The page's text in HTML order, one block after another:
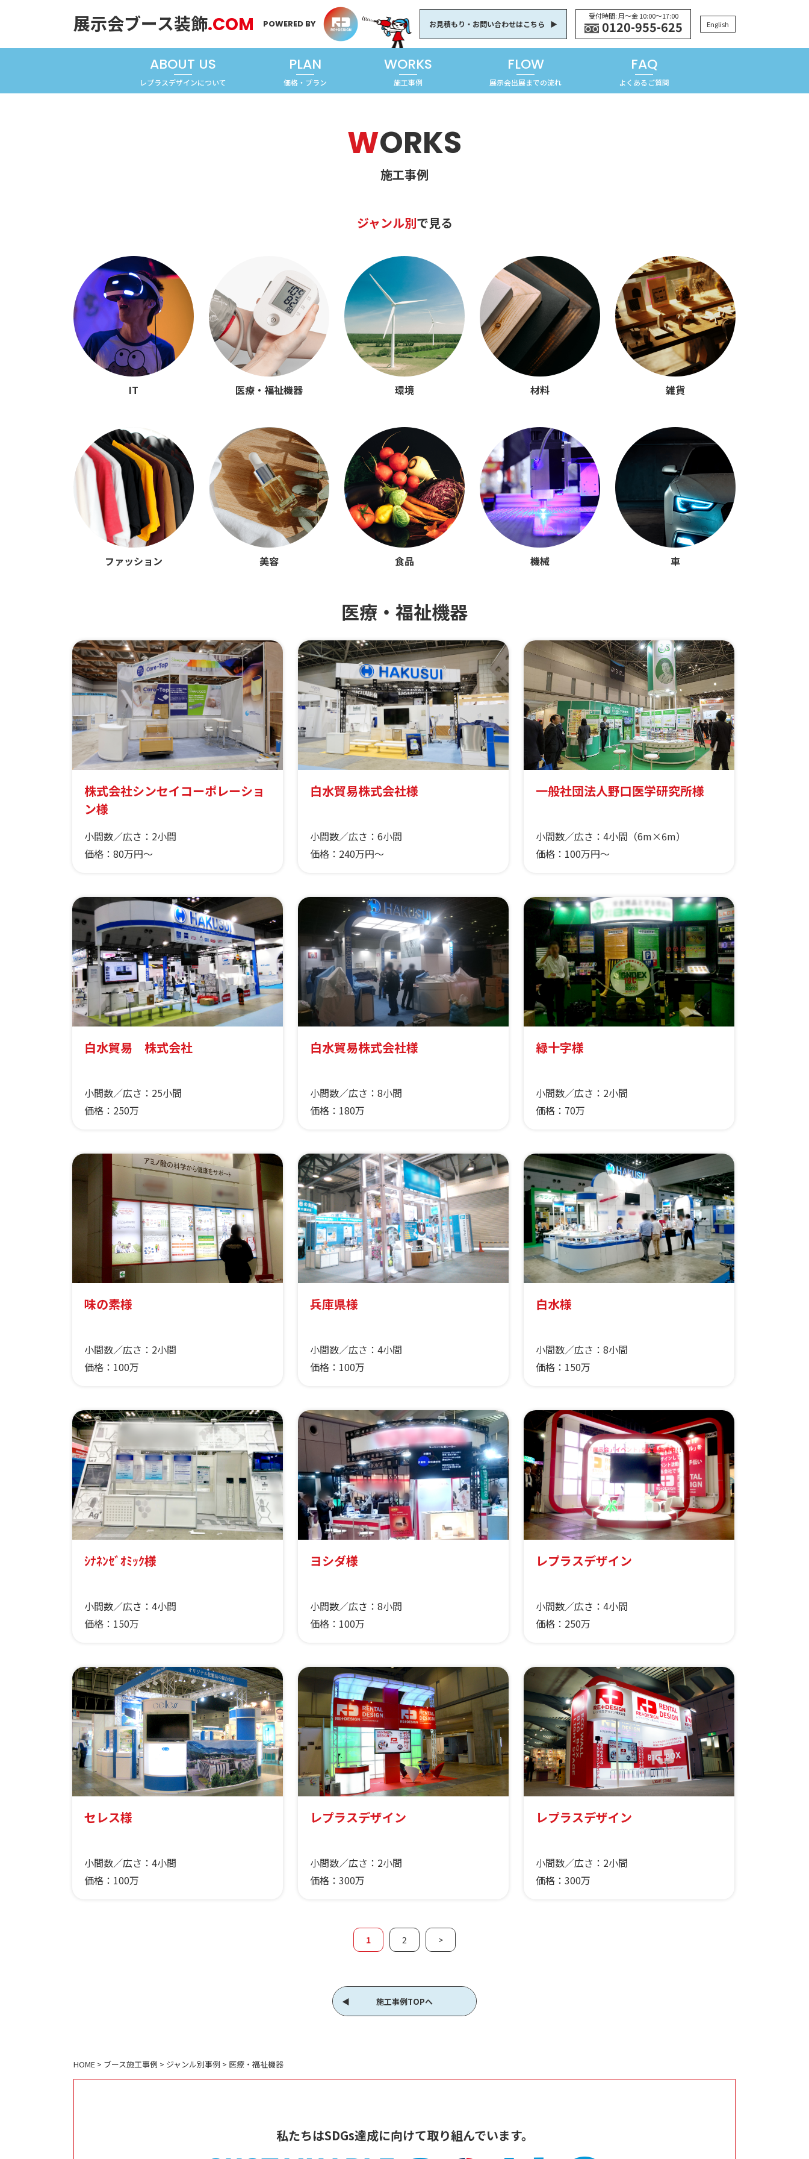
展示会ブース装飾.COM POWERED BY お見積もり・お問い合わせはこちら
受付時間: 月〜金 10:00〜17:00
0120-955-625 English
ABOUT US
レプラスデザインについて
PLAN
価格・プラン
WORKS
施工事例
FLOW
展示会出展までの流れ
FAQ
よくあるご質問
WORKS
施工事例
ジャンル別で見る
IT 医療・ 福祉機器 環境 材料 雑貨
ファッション 美容 食品 機械 車
医療・福祉機器
株式会社シンセイコーポレーショ
ン様
小間数／広さ： 2小間
価格： 80万円～
白水貿易株式会社様
小間数／広さ： 6小間
価格： 240万円～
一般社団法人野口医学研究所様
小間数／広さ： 4小間（6m×6m）
価格： 100万円〜
白水貿易 株式会社
小間数／広さ： 25小間
価格： 250万
白水貿易株式会社様
小間数／広さ： 8小間
価格： 180万
緑十字様
小間数／広さ： 2小間
価格： 70万
味の素様
小間数／広さ： 2小間
価格： 100万
兵庫県様
小間数／広さ： 4小間
価格： 100万
白水様
小間数／広さ： 8小間
価格： 150万
ｼﾅﾈﾝｾﾞｵﾐｯｸ様
小間数／広さ： 4小間
価格： 150万
ヨシダ様
小間数／広さ： 8小間
価格： 100万
レプラスデザイン
小間数／広さ： 4小間
価格： 250万
セレス様
小間数／広さ： 4小間
価格： 100万
レプラスデザイン
小間数／広さ： 2小間
価格： 300万
レプラスデザイン
小間数／広さ： 2小間
価格： 300万
1 2 >
施工事例TOPへ
HOME > ブース施工事例 > ジャンル別事例 > 医療・福祉機器
私たちはSDGs達成に向けて取り組んでいます。